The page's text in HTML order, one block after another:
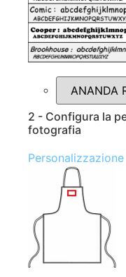
2 - Configura la
fotografia